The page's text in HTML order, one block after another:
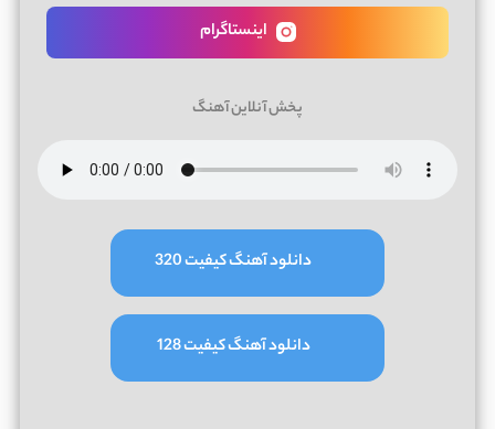
اینستاگرام
پخش آنلاین آهنگ
دانلود آهنگ کیفیت 320
دانلود آهنگ کیفیت 128